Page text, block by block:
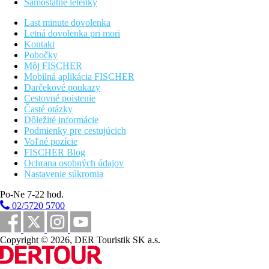
Vzdialenosti
40 km
Vzdialenosť od najbližšieho letiska
0 m
Vzdialenosť k pláži
Pláž
Hotel priamo pri pláži
Plážová dovolenka
bazény
Ležadlá a slnečníky pri bazéne zadarmo
Detský bazén
Bar pri bazéne
Fotogaléria
Last minute dovolenka
Letná dovolenka pri mori
Kontakt
Pobočky
Môj FISCHER
Mobilná aplikácia FISCHER
Darčekové poukazy
Cestovné poistenie
Časté otázky
Dôležité informácie
Podmienky pre cestujúcich
Voľné pozície
FISCHER Blog
Ochrana osobných údajov
Nastavenie súkromia
Po-Ne 7-22 hod.
02/5720 5700
Copyright © 2026, DER Touristik SK a.s.